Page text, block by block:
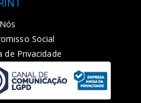
Social
de Privacidade